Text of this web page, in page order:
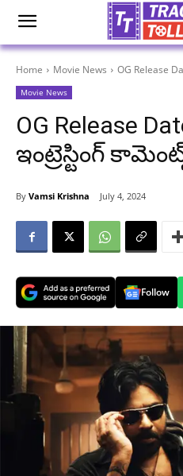
Home Movie News OG Release
Movie News
OG Release
ఇంట్రెస్టింగ్
By Vamsi Krishna July 4, 2024
Follow